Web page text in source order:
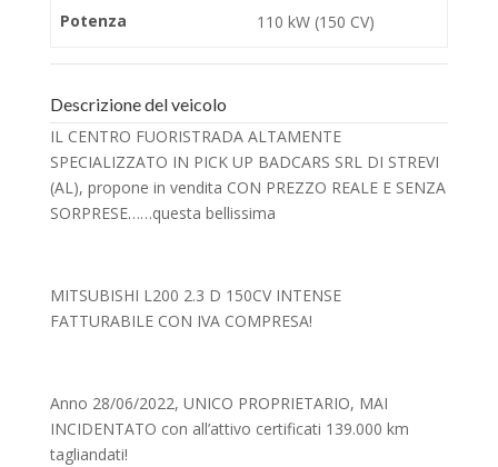
Potenza 110 kW (150 CV)
Descrizione del veicolo
IL CENTRO FUORISTRADA ALTAMENTE
SPECIALIZZATO IN PICK UP BADCARS SRL DI STREVI
(AL), propone in vendita CON PREZZO REALE E SENZA
SORPRESE……questa bellissima
MITSUBISHI L200 2.3 D 150CV INTENSE
FATTURABILE CON IVA COMPRESA!
Anno 28/06/2022, UNICO PROPRIETARIO, MAI
INCIDENTATO con all’attivo certificati 139.000 km
tagliandati!